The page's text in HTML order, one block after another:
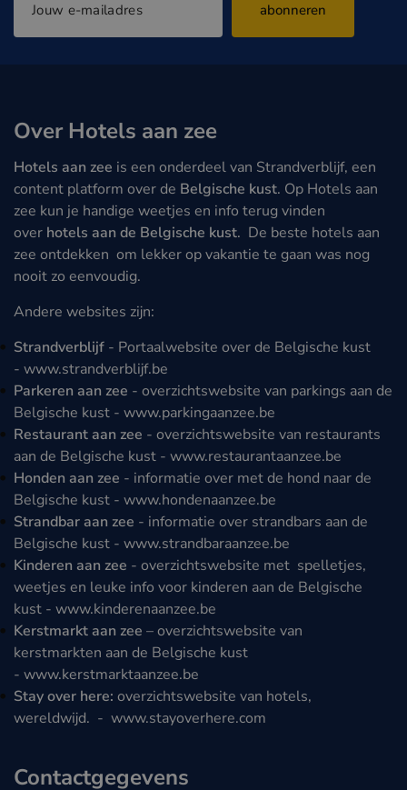
abonneren
Over Hotels aan zee
Hotels aan zee is een onderdeel van Strandverblijf, een
content platform over de Belgische kust. Op Hotels aan
zee kun je handige weetjes en info terug vinden
over hotels aan de Belgische kust. De beste hotels aan
zee ontdekken om lekker op vakantie te gaan was nog
nooit zo eenvoudig.
Andere websites zijn:
Strandverblijf - Portaalwebsite over de Belgische kust
- www.strandverblijf.be
Parkeren aan zee - overzichtswebsite van parkings aan de
Belgische kust - www.parkingaanzee.be
Restaurant aan zee - overzichtswebsite van restaurants
aan de Belgische kust - www.restaurantaanzee.be
Honden aan zee - informatie over met de hond naar de
Belgische kust - www.hondenaanzee.be
Strandbar aan zee - informatie over strandbars aan de
Belgische kust - www.strandbaraanzee.be
Kinderen aan zee - overzichtswebsite met spelletjes,
weetjes en leuke info voor kinderen aan de Belgische
kust - www.kinderenaanzee.be
Kerstmarkt aan zee – overzichtswebsite van
kerstmarkten aan de Belgische kust
- www.kerstmarktaanzee.be
Stay over here: overzichtswebsite van hotels,
wereldwijd. - www.stayoverhere.com
Contactgegevens